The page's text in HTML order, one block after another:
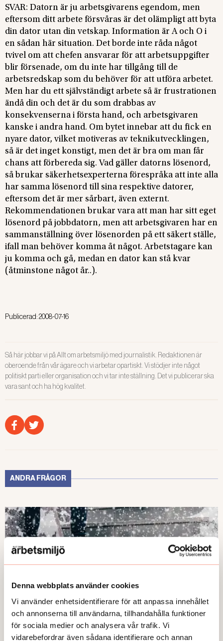
Denna webbplats använder cookies
Vi använder enhetsidentifierare för att anpassa innehållet
och annonserna till användarna, tillhandahålla funktioner
för sociala medier och analysera vår trafik. Vi
vidarebefordrar även sådana identifierare och annan
SVAR: Datorn är ju arbetsgivarens egendom, men
eftersom ditt arbete försvåras är det olämpligt att byta
din dator utan din vetskap. Information är A och O i
en sådan här situation. Det borde inte råda något
tvivel om att chefen ansvarar för att arbetsuppgifter
blir försenade, om du inte har tillgång till de
arbetsredskap som du behöver för att utföra arbetet.
Men har du ett självständigt arbete så är frustrationen
ändå din och det är du som drabbas av
konsekvenserna i första hand, och arbetsgivaren
kanske i andra hand. Om bytet innebar att du fick en
nyare dator, vilket motiveras av teknikutvecklingen,
så är det inget konstigt, men det är bra om man får
chans att förbereda sig. Vad gäller datorns lösenord,
så brukar säkerhetsexperterna förespråka att inte alla
har samma lösenord till sina respektive datorer,
eftersom det är mer sårbart, även externt.
Rekommendationen brukar vara att man har sitt eget
lösenord på jobbdatorn, men att arbetsgivaren har en
sammanställning över lösenorden på ett säkert ställe,
ifall man behöver komma åt något. Arbetstagare kan
ju komma och gå, medan en dator kan stå kvar
(åtminstone något år..).
Publicerad:2008-07-16
Så här jobbar vi på Allt om arbetsmiljö med journalistik. Redaktionen är
oberoende från vår ägare och vi arbetar opartiskt. Vi stödjer inte något
politiskt parti eller organisation och vi tar inte ställning. Det vi publicerar ska
vara sant och ha hög kvalitet.
ANDRA FRÅGOR